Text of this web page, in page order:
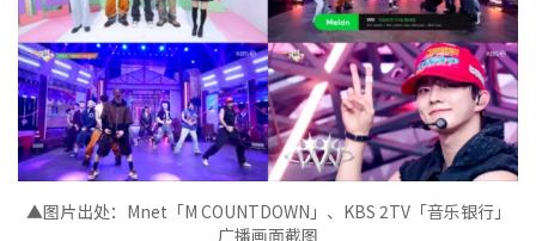
▲图片出处： Mnet 「M COUNTDOWN 」、 KBS 2TV「音乐银行」
广播画面截图